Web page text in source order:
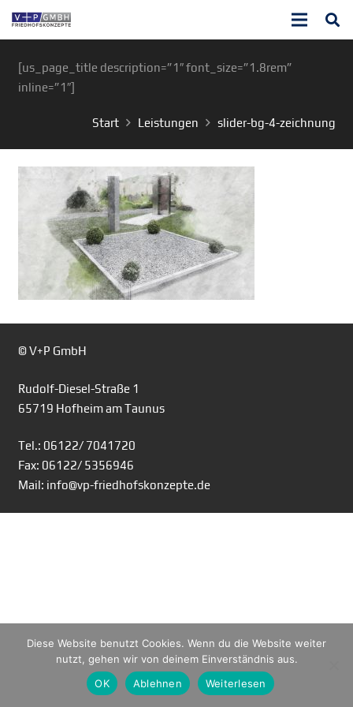
[us_page_title description=”1″ font_size=”1.8rem”
inline=”1″]
Start Leistungen slider-bg-4-zeichnung
© V+P GmbH
Rudolf-Diesel-Straße 1
65719 Hofheim am Taunus
Tel.: 06122/ 7041720
Fax: 06122/ 5356946
Mail: info@vp-friedhofskonzepte.de
Diese Website benutzt Cookies. Wenn du die Website weiter
nutzt, gehen wir von deinem Einverständnis aus.
OK
Ablehnen Weiterlesen